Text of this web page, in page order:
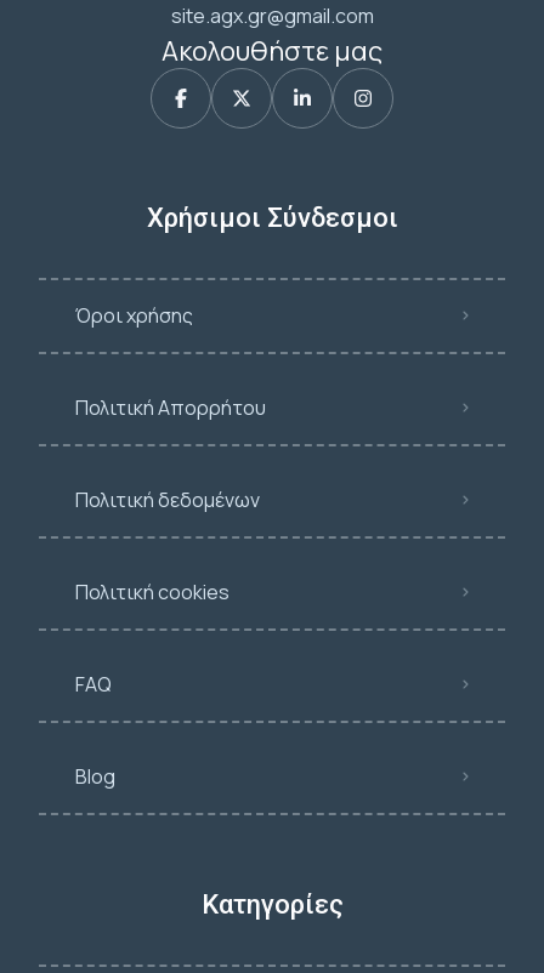
site.agx.gr@gmail.com
Ακολουθήστε μας
Χρήσιμοι Σύνδεσμοι
Όροι χρήσης
Πολιτική Απορρήτου
Πολιτική δεδομένων
Πολιτική cookies
FAQ
Blog
Κατηγορίες